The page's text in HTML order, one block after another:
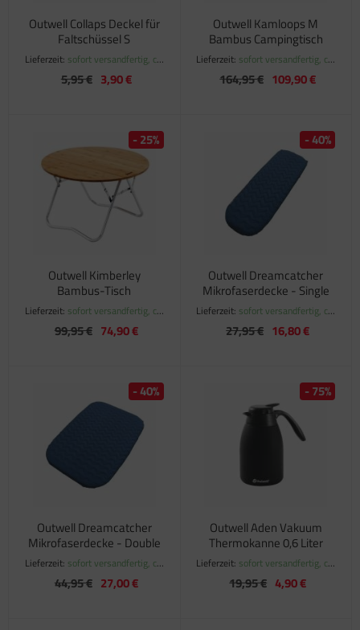
Outwell Collaps Deckel für
Faltschüssel S
Lieferzeit: sofort versandfertig, ca.
1-3 Werktage
5,95 € 3,90 €
Outwell Kamloops M
Bambus Campingtisch
Lieferzeit: sofort versandfertig, ca.
1-3 Werktage
164,95 € 109,90 €
Outwell Kimberley
Bambus-Tisch
Lieferzeit: sofort versandfertig, ca.
1-3 Werktage
99,95 € 74,90 €
- 25%
Outwell Dreamcatcher
Mikrofaserdecke - Single
Lieferzeit: sofort versandfertig, ca.
1-3 Werktage
27,95 € 16,80 €
- 40%
Outwell Dreamcatcher
Mikrofaserdecke - Double
Lieferzeit: sofort versandfertig, ca.
1-3 Werktage
44,95 € 27,00 €
- 40%
Outwell Aden Vakuum
Thermokanne 0,6 Liter
Lieferzeit: sofort versandfertig, ca.
1-3 Werktage
19,95 € 4,90 €
- 75%